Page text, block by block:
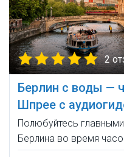
2
Берлин с воды —
Шпрее с
Полюбуйтесь
Берлина во время